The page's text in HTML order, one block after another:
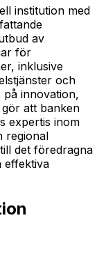
institution med
av
för
inklusive
och
innovation,
att banken
expertis inom
regional
det föredragna
effektiva